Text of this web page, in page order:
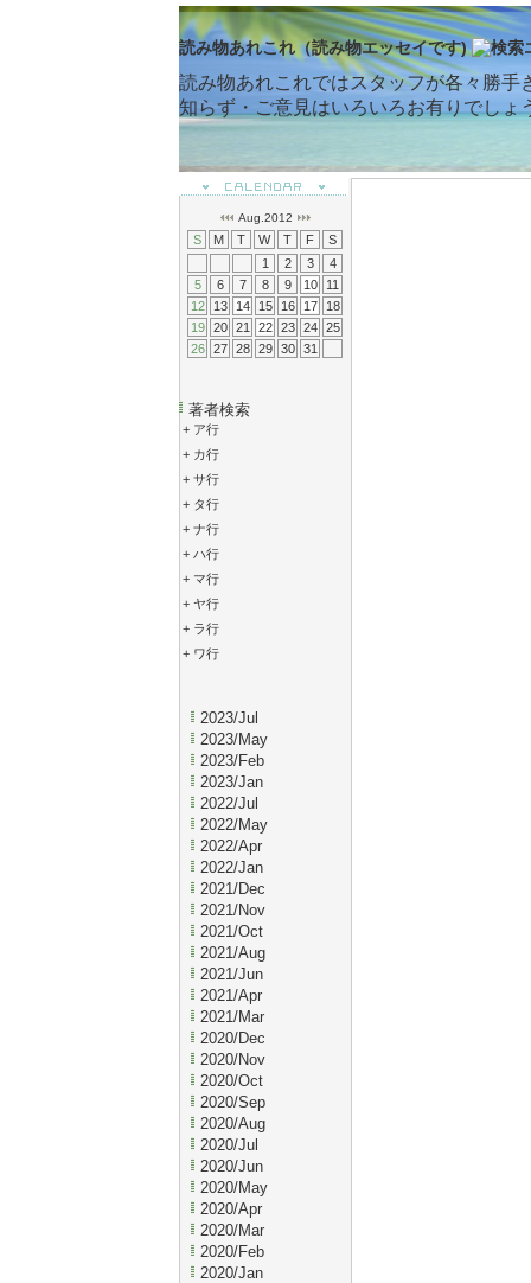
読み物あれこれ（読み物エッセイです)
読み物あれこれではスタッフが各々勝
知らず・ご意見はいろいろお有りでし
Aug.2012
S M T W T F
S
1
2 3
4
5
6 7 8 9 10
11
12
13 14 15 16 17
18
19
20 21 22 23 24
25
26
27 28 29 30 31
著者検索
+ ア行
+ カ行
+ サ行
+ タ行
+ ナ行
+ ハ行
+ マ行
+ ヤ行
+ ラ行
+ ワ行
2023/Jul
2023/May
2023/Feb
2023/Jan
2022/Jul
2022/May
2022/Apr
2022/Jan
2021/Dec
2021/Nov
2021/Oct
2021/Aug
2021/Jun
2021/Apr
2021/Mar
2020/Dec
2020/Nov
2020/Oct
2020/Sep
2020/Aug
2020/Jul
2020/Jun
2020/May
2020/Apr
2020/Mar
2020/Feb
2020/Jan